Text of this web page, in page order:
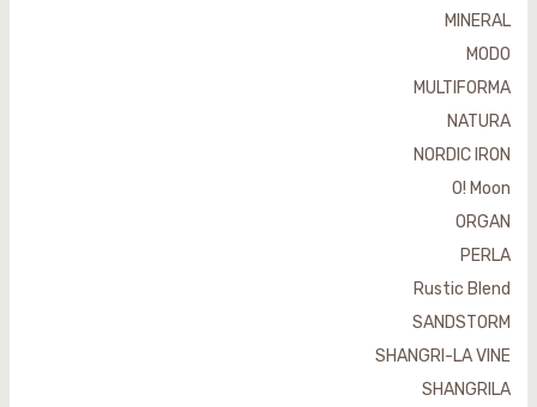
MINERAL
MODO
MULTIFORMA
NATURA
NORDIC IRON
O! Moon
ORGAN
PERLA
Rustic Blend
SANDSTORM
SHANGRI-LA VINE
SHANGRILA